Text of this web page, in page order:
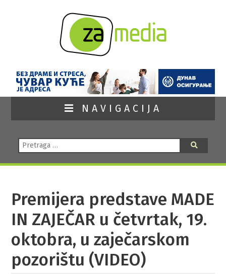
NAVIGACIJA
Pretraga:
Premijera predstave MADE
IN ZAJEČAR u četvrtak, 19.
oktobra, u zaječarskom
pozorištu (VIDEO)